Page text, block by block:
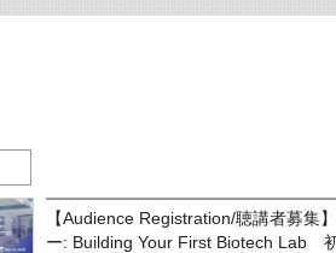
【Audience Registration/聴講者募集
ー: Building Your First Biotech Lab